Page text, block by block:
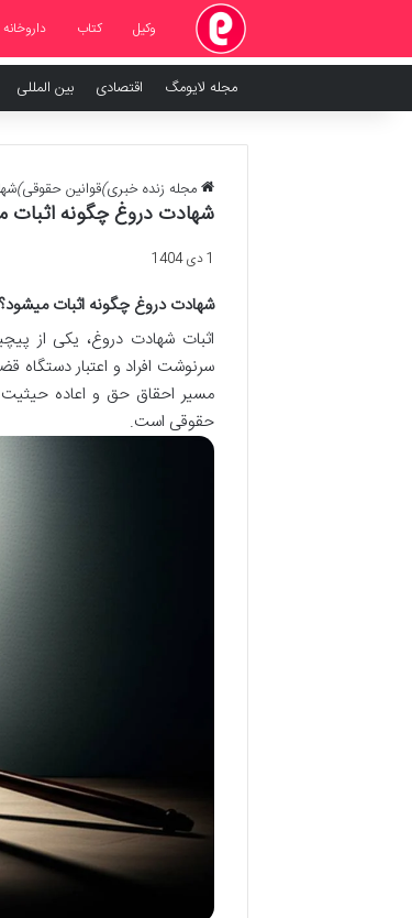
وکیل کتاب داروخانه
مجله لایومگ اقتصادی بین المللی
مجله زنده خبری)قوانین حقوقی)
شهادت دروغ چگونه اثبات
1 دی 1404
شهادت دروغ چگونه اثبات
اثبات شهادت دروغ، یکی از
سرنوشت افراد و اعتبار دستگاه
مسیر احقاق حق و اعاده حیثیت
حقوقی است.